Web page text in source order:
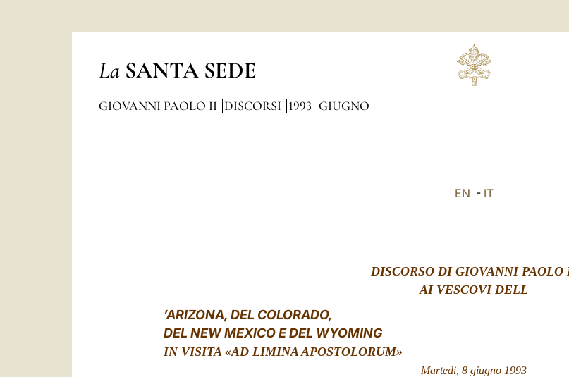
La SANTA SEDE
GIOVANNI PAOLO II DISCORSI 1993 GIUGNO
EN - IT
DISCORSO DI GIOVANNI PAOLO
AI VESCOVI DELL
’ARIZONA, DEL COLORADO,
DEL NEW MEXICO E DEL WYOMING
IN VISITA «AD LIMINA APOSTOLORUM»
Martedì, 8 giugno 1993